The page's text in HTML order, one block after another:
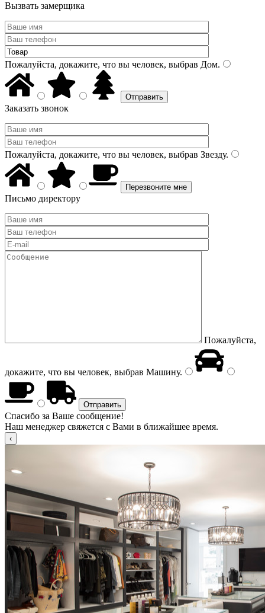
Вызвать замерщика
Пожалуйста, докажите, что вы человек, выбрав Дом.
Заказать звонок
Пожалуйста, докажите, что вы человек, выбрав Звезду.
Письмо директору
Пожалуйста,
докажите, что вы человек, выбрав Машину.
Спасибо за Ваше сообщение!
Наш менеджер свяжется с Вами в ближайшее время.